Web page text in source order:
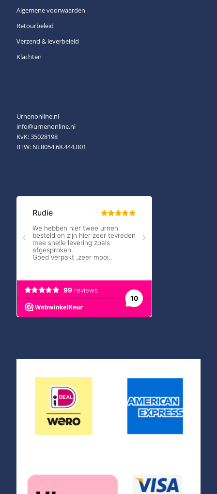
Algemene voorwaarden
Retourbeleid
Verzend & leverbeleid
Klachten
Urnenonline.nl
info@urnenonline.nl
KvK: 35028198
BTW: NL8054.68.444.B01